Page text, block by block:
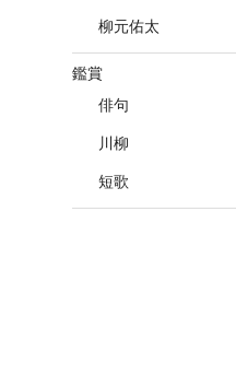
柳元佑太
鑑賞
俳句
川柳
短歌